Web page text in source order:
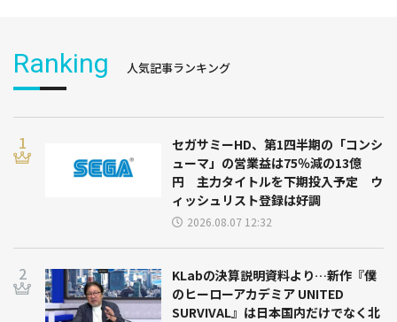
Ranking 人気記事ランキング
セガサミーHD、第1四半期の「コンシ
ューマ」の営業益は75％減の13億
円 主力タイトルを下期投入予定 ウ
ィッシュリスト登録は好調
2026.08.07 12:32
KLabの決算説明資料より…新作『僕
のヒーローアカデミア UNITED
SURVIVAL』は日本国内だけでなく北